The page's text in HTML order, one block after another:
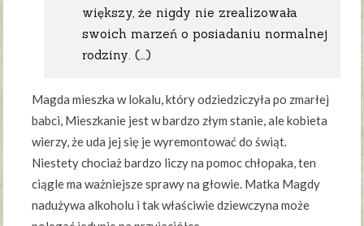
większy, że nigdy nie zrealizowała
swoich marzeń o posiadaniu normalnej
rodziny. (…)
Magda mieszka w lokalu, który odziedziczyła po zmarłej
babci, Mieszkanie jest w bardzo złym stanie, ale kobieta
wierzy, że uda jej się je wyremontować do świąt.
Niestety chociaż bardzo liczy na pomoc chłopaka, ten
ciągle ma ważniejsze sprawy na głowie. Matka Magdy
nadużywa alkoholu i tak właściwie dziewczyna może